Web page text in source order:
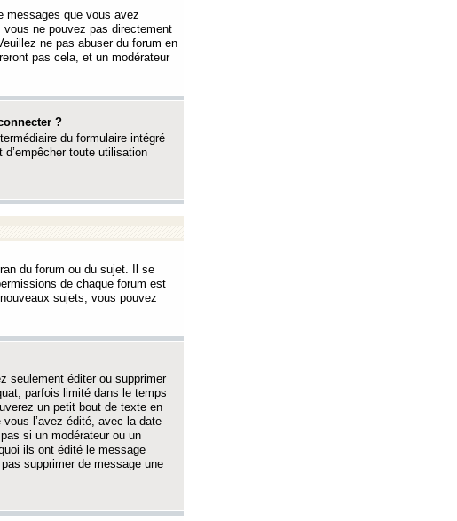
messages que vous avez
ne pouvez pas directement
ne pas abuser du forum en
pas cela, et un modérateur
?
du formulaire intégré
toute utilisation
du forum ou du sujet. Il se
de chaque forum est
sujets, vous pouvez
seulement éditer ou supprimer
parfois limité dans le temps
un petit bout de texte en
l’avez édité, avec la date
si un modérateur ou un
ils ont édité le message
supprimer de message une